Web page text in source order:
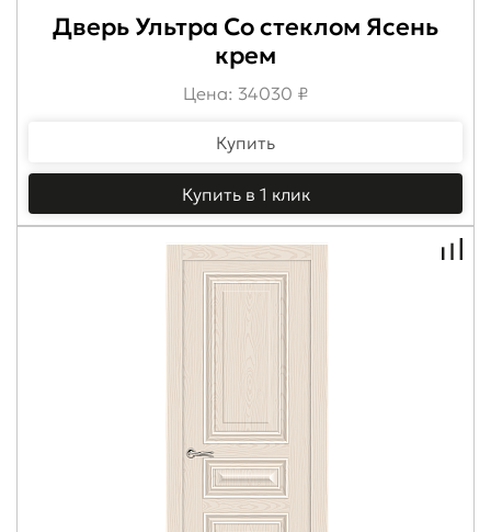
Дверь Ультра Со стеклом Ясень
крем
Цена: 34030 ₽
Купить
Купить в 1 клик